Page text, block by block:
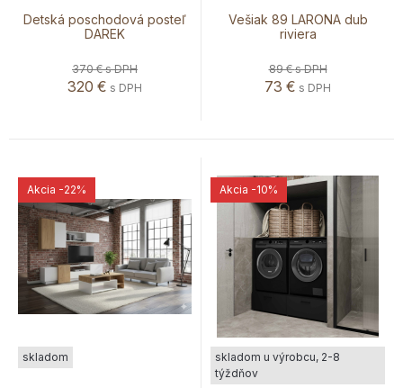
Detská poschodová posteľ
DAREK
370 €s DPH
320 € s DPH
Vešiak 89 LARONA dub
riviera
89 €s DPH
73 € s DPH
Akcia -22%
skladom
Akcia -10%
skladom u výrobcu, 2-8
týždňov